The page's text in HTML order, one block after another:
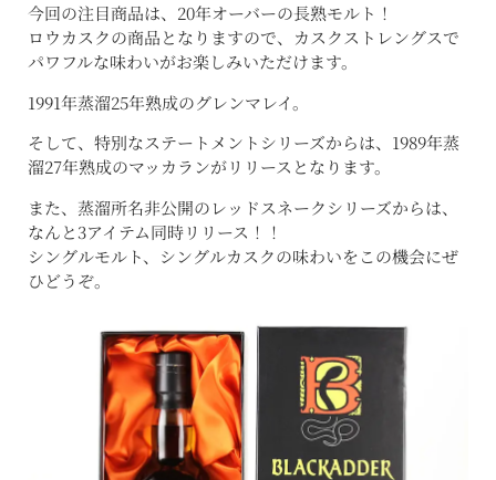
今回の注目商品は、20年オーバーの長熟モルト！
ロウカスクの商品となりますので、カスクストレングスで
パワフルな味わいがお楽しみいただけます。
1991年蒸溜25年熟成のグレンマレイ。
そして、特別なステートメントシリーズからは、1989年蒸
溜27年熟成のマッカランがリリースとなります。
また、蒸溜所名非公開のレッドスネークシリーズからは、
なんと3アイテム同時リリース！！
シングルモルト、シングルカスクの味わいをこの機会にぜ
ひどうぞ。